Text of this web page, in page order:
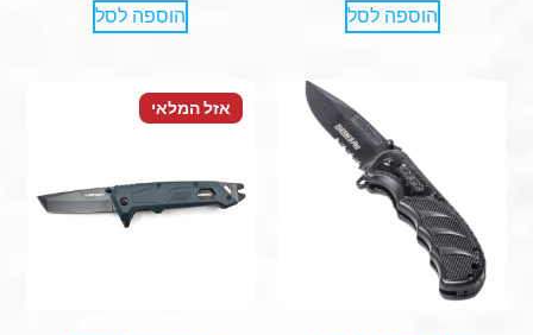
הוספה לסל הוספה לסל
אזל המלאי